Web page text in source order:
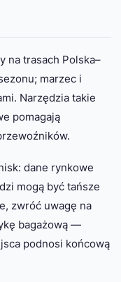
na trasach Polska–
marzec i
Narzędzia takie
pomagają
dane rynkowe
mogą być tańsze
zwróć uwagę na
bagażową —
podnosi końcową